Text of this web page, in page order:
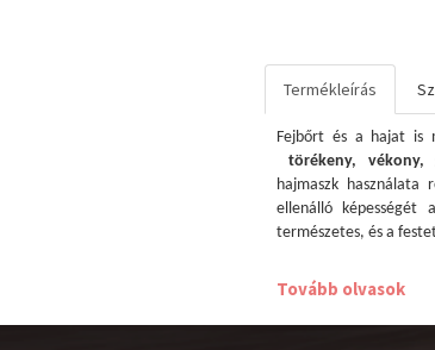
Termékleírás
Fejbőrt és a hajat is
törékeny, vékony,
hajmaszk használata
ellenálló képességét
természetes, és a
2023 -tól a Detox név
Tovább olvasok